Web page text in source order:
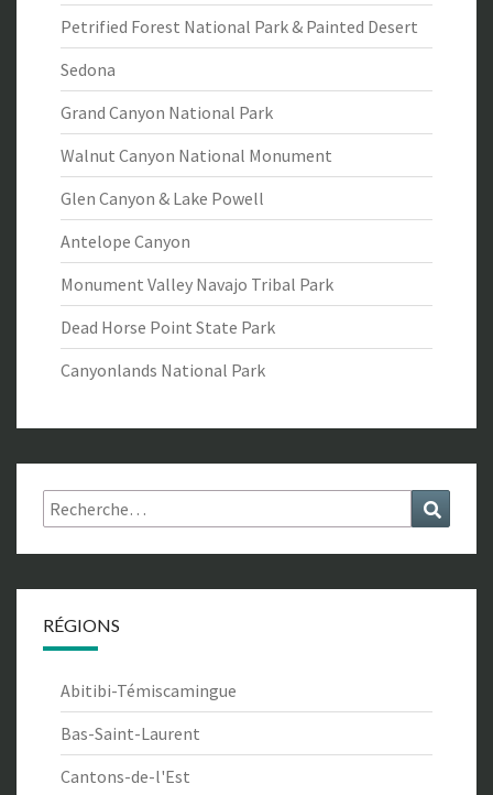
Petrified Forest National Park & Painted Desert
Sedona
Grand Canyon National Park
Walnut Canyon National Monument
Glen Canyon & Lake Powell
Antelope Canyon
Monument Valley Navajo Tribal Park
Dead Horse Point State Park
Canyonlands National Park
Rechercher :
RÉGIONS
Abitibi-Témiscamingue
Bas-Saint-Laurent
Cantons-de-l'Est